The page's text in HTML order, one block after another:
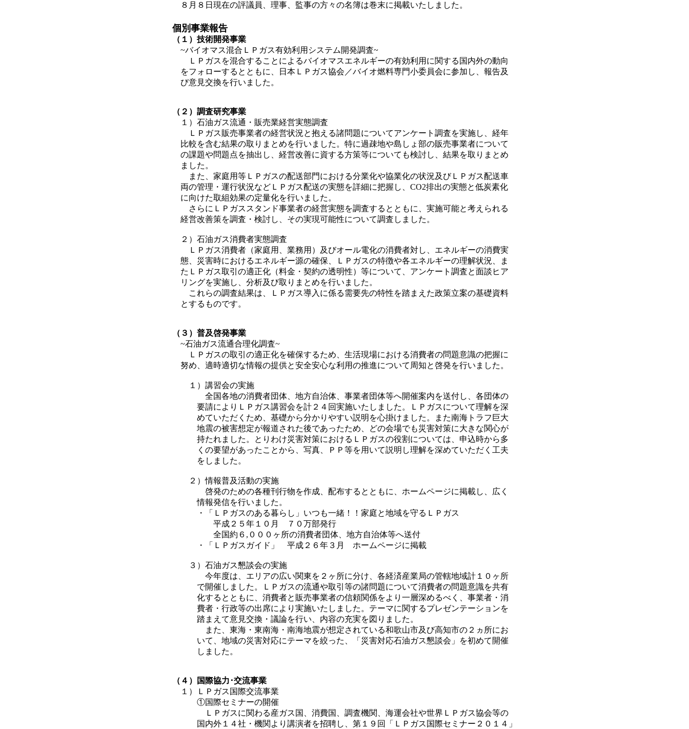
８月８日現在の評議員、理事、監事の方々の名簿は巻末に掲載いたしました。
個別事業報告
（１）技術開発事業
~バイオマス混合ＬＰガス有効利用システム開発調査~
ＬＰガスを混合することによるバイオマスエネルギーの有効利用に関する国内外の動向
をフォローするとともに、日本ＬＰガス協会／バイオ燃料専門小委員会に参加し、報告及
び意見交換を行いました。
（２）調査研究事業
１）石油ガス流通・販売業経営実態調査
ＬＰガス販売事業者の経営状況と抱える諸問題についてアンケート調査を実施し、経年
比較を含む結果の取りまとめを行いました。特に過疎地や島しょ部の販売事業者について
の課題や問題点を抽出し、経営改善に資する方策等についても検討し、結果を取りまとめ
ました。
また、家庭用等ＬＰガスの配送部門における分業化や協業化の状況及びＬＰガス配送車
両の管理・運行状況などＬＰガス配送の実態を詳細に把握し、CO2排出の実態と低炭素化
に向けた取組効果の定量化を行いました。
さらにＬＰガススタンド事業者の経営実態を調査するとともに、実施可能と考えられる
経営改善策を調査・検討し、その実現可能性について調査しました。
２）石油ガス消費者実態調査
ＬＰガス消費者（家庭用、業務用）及びオール電化の消費者対し、エネルギーの消費実
態、災害時におけるエネルギー源の確保、ＬＰガスの特徴や各エネルギーの理解状況、ま
たＬＰガス取引の適正化（料金・契約の透明性）等について、アンケート調査と面談ヒア
リングを実施し、分析及び取りまとめを行いました。
これらの調査結果は、ＬＰガス導入に係る需要先の特性を踏まえた政策立案の基礎資料
とするものです。
（３）普及啓発事業
~石油ガス流通合理化調査~
ＬＰガスの取引の適正化を確保するため、生活現場における消費者の問題意識の把握に
努め、適時適切な情報の提供と安全安心な利用の推進について周知と啓発を行いました。
１）講習会の実施
全国各地の消費者団体、地方自治体、事業者団体等へ開催案内を送付し、各団体の
要請によりＬＰガス講習会を計２４回実施いたしました。ＬＰガスについて理解を深
めていただくため、基礎から分かりやすい説明を心掛けました。また南海トラフ巨大
地震の被害想定が報道された後であったため、どの会場でも災害対策に大きな関心が
持たれました。とりわけ災害対策におけるＬＰガスの役割については、申込時から多
くの要望があったことから、写真、ＰＰ等を用いて説明し理解を深めていただく工夫
をしました。
２）情報普及活動の実施
啓発のための各種刊行物を作成、配布するとともに、ホームページに掲載し、広く
情報発信を行いました。
・「ＬＰガスのある暮らし」いつも一緒！！家庭と地域を守るＬＰガス
平成２５年１０月 ７０万部発行
全国約６,０００ヶ所の消費者団体、地方自治体等へ送付
・「ＬＰガスガイド」 平成２６年３月 ホームページに掲載
３）石油ガス懇談会の実施
今年度は、エリアの広い関東を２ヶ所に分け、各経済産業局の管轄地域計１０ヶ所
で開催しました。ＬＰガスの流通や取引等の諸問題について消費者の問題意識を共有
化するとともに、消費者と販売事業者の信頼関係をより一層深めるべく、事業者・消
費者・行政等の出席により実施いたしました。テーマに関するプレゼンテーションを
踏まえて意見交換・議論を行い、内容の充実を図りました。
また、東海・東南海・南海地震が想定されている和歌山市及び高知市の２ヵ所にお
いて、地域の災害対応にテーマを絞った、「災害対応石油ガス懇談会」を初めて開催
しました。
（４）国際協力･交流事業
１）ＬＰガス国際交流事業
①国際セミナーの開催
ＬＰガスに関わる産ガス国、消費国、調査機関、海運会社や世界ＬＰガス協会等の
国内外１４社・機関より講演者を招聘し、第１９回「ＬＰガス国際セミナー２０１４」